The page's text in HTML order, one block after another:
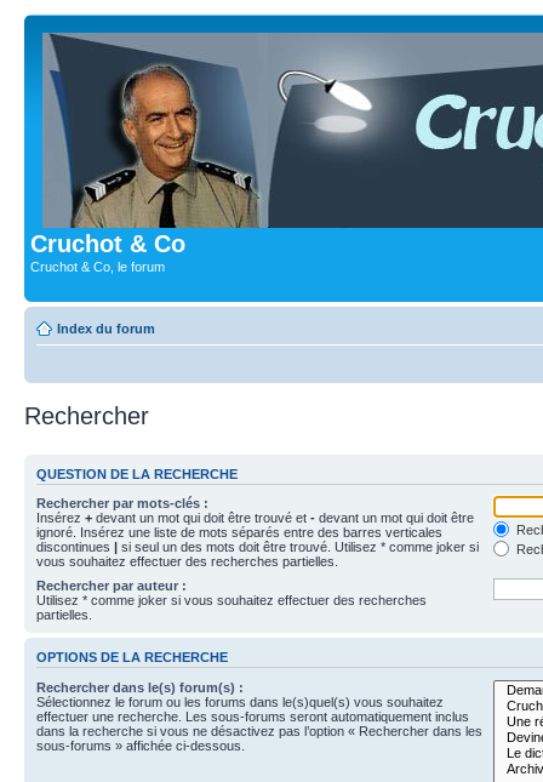
Cruchot & Co
Cruchot & Co, le forum
Index du forum
Rechercher
QUESTION DE LA RECHERCHE
Rechercher par mots-clés :
Insérez + devant un mot qui doit être trouvé et - devant un mot qui doit être
ignoré. Insérez une liste de mots séparés entre des barres verticales
discontinues | si seul un des mots doit être trouvé. Utilisez * comme joker si
vous souhaitez effectuer des recherches partielles.
Rechercher par auteur :
Utilisez * comme joker si vous souhaitez effectuer des recherches
partielles.
OPTIONS DE LA RECHERCHE
Rechercher dans le(s) forum(s) :
Sélectionnez le forum ou les forums dans le(s)quel(s) vous souhaitez
effectuer une recherche. Les sous-forums seront automatiquement inclus
dans la recherche si vous ne désactivez pas l’option « Rechercher dans les
sous-forums » affichée ci-dessous.